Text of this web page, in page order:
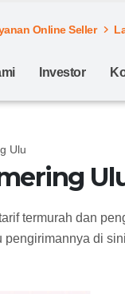
Online Seller
Investor
Ulu
termurah dan
pengirimannya di